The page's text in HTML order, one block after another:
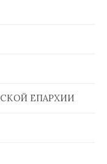
ЕПАРХИИ